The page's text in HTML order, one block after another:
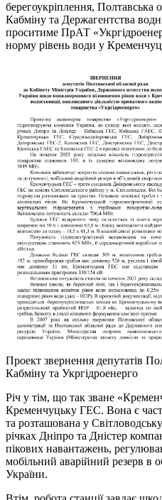
берегоукріплення, Полтавська
Кабміну та Держагентства
проситиме ПрАТ
норму рівень води у
Проект звернення депутатів
Кабміну та Укргідроенерго
Річ у тім, що так зване
Кременчуцьку ГЕС. Вона є
та розташована у
річках Дніпро та Дністер
пікових навантажень,
мобільний аварійний резерв в
України.